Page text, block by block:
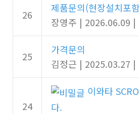
26
제품문의(현장설치포
장영주 | 2026.06.09 |
25
가격문의
김정근 | 2025.03.27 |
24
이와타
다.